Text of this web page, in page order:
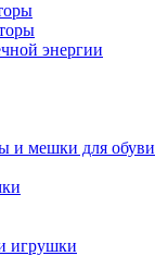
энергии
и мешки для обуви
игрушки